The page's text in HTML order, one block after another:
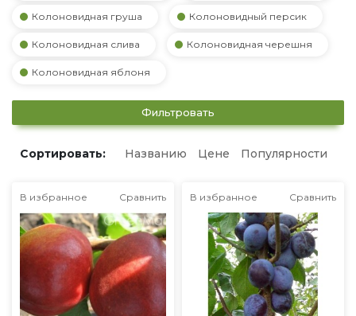
Колоновидная груша Колоновидный персик
Колоновидная слива Колоновидная черешня
Колоновидная яблоня
Фильтровать
Сортировать: Названию Цене Популярности
В избранное Сравнить В избранное Сравнить